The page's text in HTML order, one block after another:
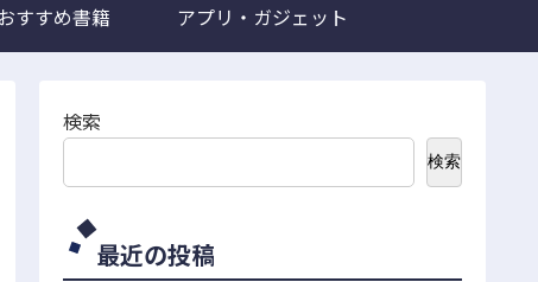
すすめ書籍 アプリ・ガジェット
検索
検索
最近の投稿